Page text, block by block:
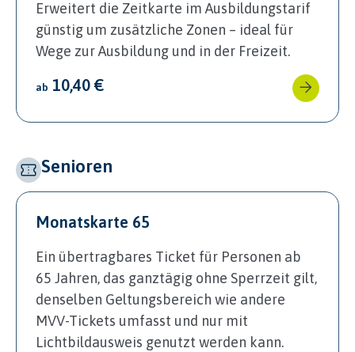
Erweitert die Zeitkarte im Ausbildungstarif
günstig um zusätzliche Zonen – ideal für
Wege zur Ausbildung und in der Freizeit.
ab 10,40 €
Senioren
Monatskarte 65
Ein übertragbares Ticket für Personen ab
65 Jahren, das ganztägig ohne Sperrzeit gilt,
denselben Geltungsbereich wie andere
MVV-Tickets umfasst und nur mit
Lichtbildausweis genutzt werden kann.